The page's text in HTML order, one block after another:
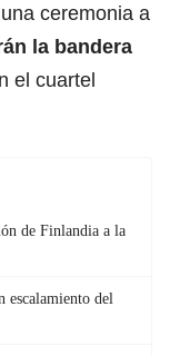
ceremonia a
la bandera
el cuartel
de Finlandia a la
escalamiento del